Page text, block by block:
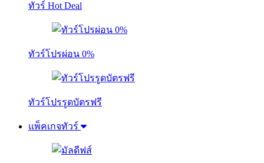
ทัวร์ Hot Deal
ทัวร์โปรผ่อน 0%
ทัวร์โปรรูดบัตรฟรี
แพ็คเกจทัวร์